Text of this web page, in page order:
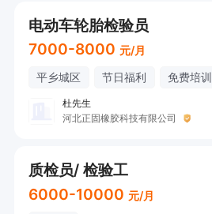
电动车轮胎检验员
7000-8000 元/月
平乡城区 节日福利 免费培训
杜先生
河北正固橡胶科技有限公司
质检员/ 检验工
6000-10000 元/月